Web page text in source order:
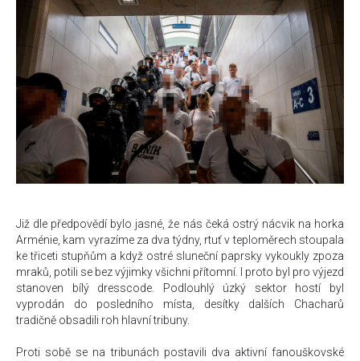
Již dle předpovědí bylo jasné, že nás čeká ostrý nácvik na horka
Arménie, kam vyrazíme za dva týdny, rtuť v teploměrech stoupala
ke třiceti stupňům a když ostré sluneční paprsky vykoukly zpoza
mraků, potili se bez výjimky všichni přítomní. I proto byl pro výjezd
stanoven bílý dresscode. Podlouhlý úzký sektor hostí byl
vyprodán do posledního místa, desítky dalších Chacharů
tradičně obsadili roh hlavní tribuny.
Proti sobě se na tribunách postavili dva aktivní fanouškovské